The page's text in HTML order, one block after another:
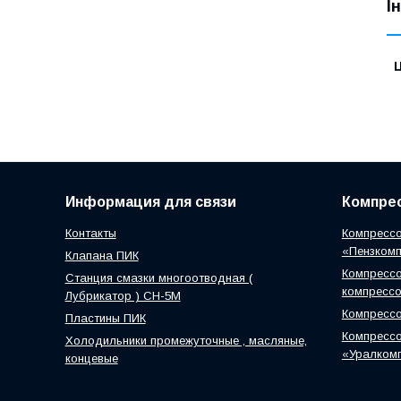
Информация для связи
Контакты
Клапана ПИК
Станция смазки многоотводная (
Лубрикатор ) СН-5М
Пластины ПИК
Холодильники промежуточные , масляные,
концевые